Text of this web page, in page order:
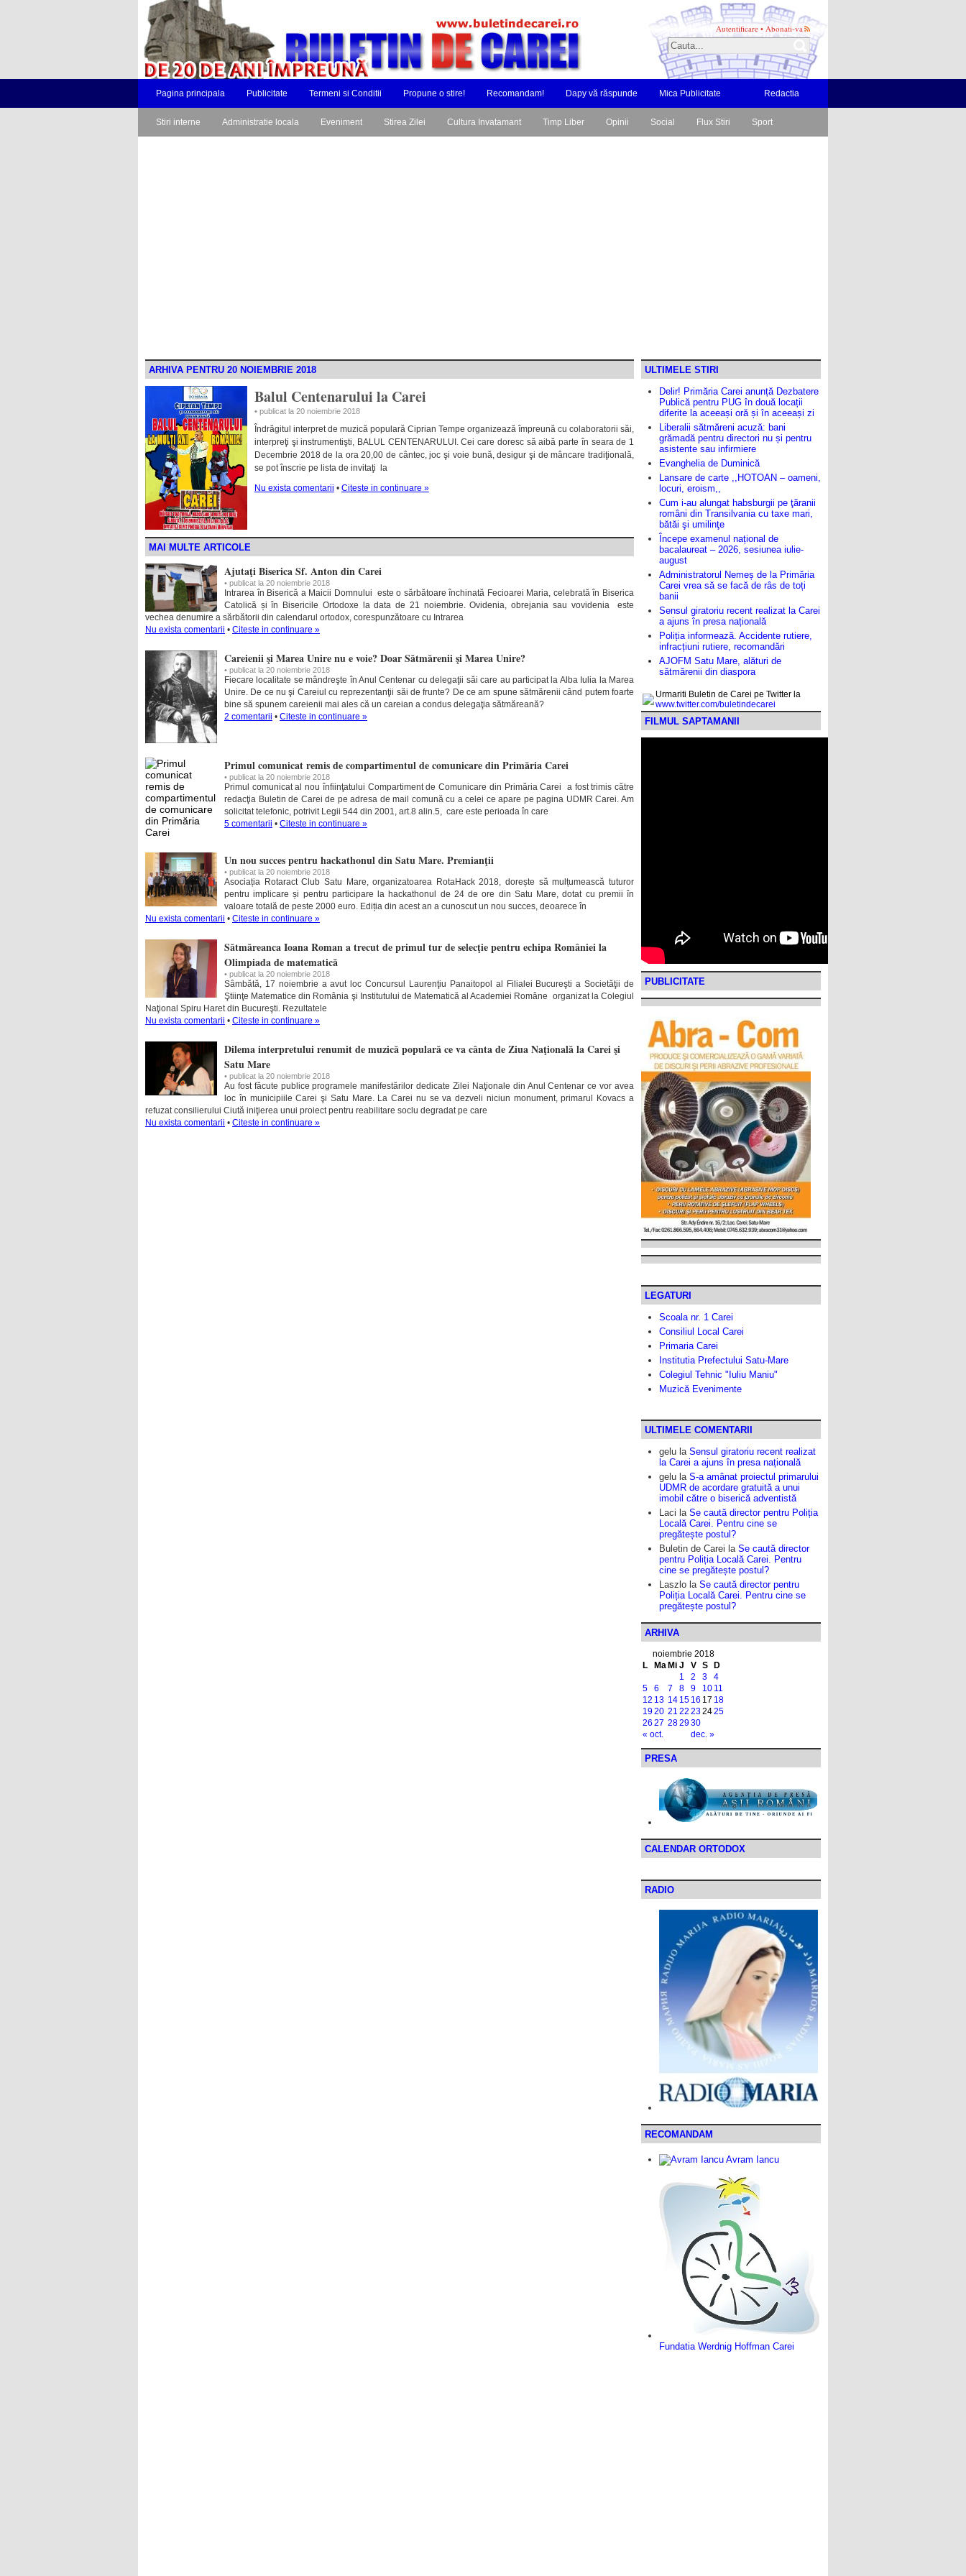
Autentificare • Abonati-va
Pagina principala Publicitate Termeni si Conditii Propune o stire! Recomandam! Dapy vă răspunde Mica Publicitate Redactia
Stiri interne Administratie locala Eveniment Stirea Zilei Cultura Invatamant Timp Liber Opinii Social Flux Stiri Sport
ARHIVA PENTRU 20 NOIEMBRIE 2018
Balul Centenarului la Carei
• publicat la 20 noiembrie 2018
Îndrăgitul interpret de muzică populară Ciprian Tempe organizează împreună cu colaboratorii săi,
interpreţi şi instrumentişti, BALUL CENTENARULUI. Cei care doresc să aibă parte în seara de 1
Decembrie 2018 de la ora 20,00 de cântec, joc şi voie bună, desigur şi de mâncare tradiţională,
se pot înscrie pe lista de invitaţi la
Nu exista comentarii • Citeste in continuare »
MAI MULTE ARTICOLE
Ajutaţi Biserica Sf. Anton din Carei
• publicat la 20 noiembrie 2018
Intrarea în Biserică a Maicii Domnului este o sărbătoare închinată Fecioarei Maria, celebrată în Biserica
Catolică și în Bisericile Ortodoxe la data de 21 noiembrie. Ovidenia, obrejania sau vovidenia este
vechea denumire a sărbătorii din calendarul ortodox, corespunzătoare cu Intrarea
Nu exista comentarii • Citeste in continuare »
Careienii şi Marea Unire nu e voie? Doar Sătmărenii şi Marea Unire?
• publicat la 20 noiembrie 2018
Fiecare localitate se mândreşte în Anul Centenar cu delegaţii săi care au participat la Alba Iulia la Marea
Unire. De ce nu şi Careiul cu reprezentanţii săi de frunte? De ce am spune sătmărenii când putem foarte
bine să spunem careienii mai ales că un careian a condus delegaţia sătmăreană?
2 comentarii • Citeste in continuare »
Primul comunicat remis de compartimentul de comunicare din Primăria Carei
• publicat la 20 noiembrie 2018
Primul comunicat al nou înfiinţatului Compartiment de Comunicare din Primăria Carei a fost trimis către
redacţia Buletin de Carei de pe adresa de mail comună cu a celei ce apare pe pagina UDMR Carei. Am
solicitat telefonic, potrivit Legii 544 din 2001, art.8 alin.5, care este perioada în care
5 comentarii • Citeste in continuare »
Un nou succes pentru hackathonul din Satu Mare. Premianţii
• publicat la 20 noiembrie 2018
Asociația Rotaract Club Satu Mare, organizatoarea RotaHack 2018, dorește să mulțumească tuturor
pentru implicare și pentru participare la hackathonul de 24 de ore din Satu Mare, dotat cu premii în
valoare totală de peste 2000 euro. Ediția din acest an a cunoscut un nou succes, deoarece în
Nu exista comentarii • Citeste in continuare »
Sătmăreanca Ioana Roman a trecut de primul tur de selecţie pentru echipa României la
Olimpiada de matematică
• publicat la 20 noiembrie 2018
Sâmbătă, 17 noiembrie a avut loc Concursul Laurenţiu Panaitopol al Filialei Bucureşti a Societăţii de
Ştiinţe Matematice din România şi Institutului de Matematică al Academiei Române organizat la Colegiul
Naţional Spiru Haret din Bucureşti. Rezultatele
Nu exista comentarii • Citeste in continuare »
Dilema interpretului renumit de muzică populară ce va cânta de Ziua Naţională la Carei şi
Satu Mare
• publicat la 20 noiembrie 2018
Au fost făcute publice programele manifestărilor dedicate Zilei Naţionale din Anul Centenar ce vor avea
loc în municipiile Carei şi Satu Mare. La Carei nu se va dezveli niciun monument, primarul Kovacs a
refuzat consilierului Ciută iniţierea unui proiect pentru reabilitare soclu degradat pe care
Nu exista comentarii • Citeste in continuare »
ULTIMELE STIRI
Delir! Primăria Carei anunță Dezbatere
Publică pentru PUG în două locații
diferite la aceeași oră și în aceeași zi
Liberalii sătmăreni acuză: bani
grămadă pentru directori nu și pentru
asistente sau infirmiere
Evanghelia de Duminică
Lansare de carte ,,HOTOAN – oameni,
locuri, eroism,,
Cum i-au alungat habsburgii pe ţăranii
români din Transilvania cu taxe mari,
bătăi şi umilinţe
Începe examenul național de
bacalaureat – 2026, sesiunea iulie-
august
Administratorul Nemeș de la Primăria
Carei vrea să se facă de râs de toți
banii
Sensul giratoriu recent realizat la Carei
a ajuns în presa națională
Poliția informează. Accidente rutiere,
infracțiuni rutiere, recomandări
AJOFM Satu Mare, alături de
sătmărenii din diaspora
Urmariti Buletin de Carei pe Twitter la
www.twitter.com/buletindecarei
FILMUL SAPTAMANII
PUBLICITATE
LEGATURI
Scoala nr. 1 Carei
Consiliul Local Carei
Primaria Carei
Institutia Prefectului Satu-Mare
Colegiul Tehnic "Iuliu Maniu"
Muzică Evenimente
ULTIMELE COMENTARII
gelu la Sensul giratoriu recent realizat
la Carei a ajuns în presa națională
gelu la S-a amânat proiectul primarului
UDMR de acordare gratuită a unui
imobil către o biserică adventistă
Laci la Se caută director pentru Poliția
Locală Carei. Pentru cine se
pregătește postul?
Buletin de Carei la Se caută director
pentru Poliția Locală Carei. Pentru
cine se pregătește postul?
Laszlo la Se caută director pentru
Poliția Locală Carei. Pentru cine se
pregătește postul?
ARHIVA
noiembrie 2018
L
Ma Mi J V S D
« oct. dec. »
1 2 3
4
5
6 7 8 9 10 11
12 13 14 15 16 17 18
1920 21 22 232425
26 27 282930
PRESA
CALENDAR ORTODOX
RADIO
RECOMANDAM
Avram Iancu
Fundatia Werdnig Hoffman Carei